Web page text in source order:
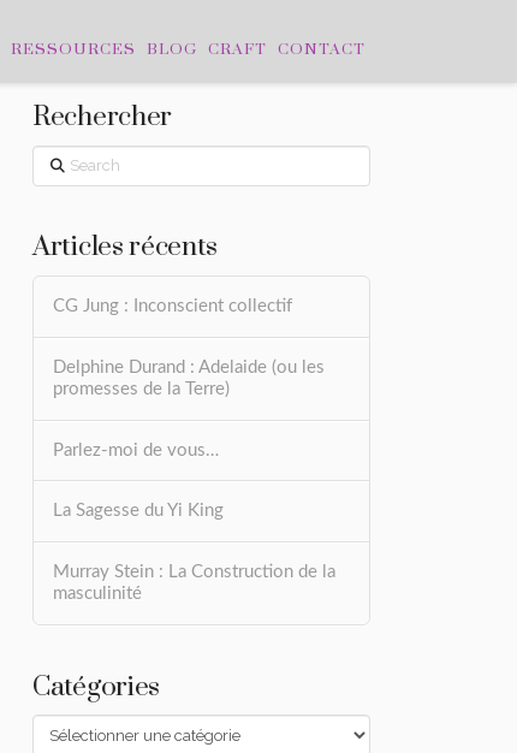
RESSOURCES BLOG CRAFT CONTACT
Rechercher
Search
Articles récents
CG Jung : Inconscient collectif
Delphine Durand : Adelaide (ou les
promesses de la Terre)
Parlez-moi de vous…
La Sagesse du Yi King
Murray Stein : La Construction de la
masculinité
Catégories
Catégories